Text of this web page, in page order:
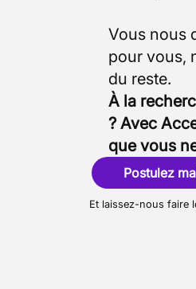
Vous nous
pour vous,
À la
? Avec
que vous
Postulez
Et laissez-nous faire